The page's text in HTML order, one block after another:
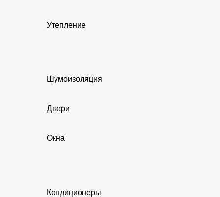
Утепление
Шумоизоляция
Двери
Окна
Кондиционеры